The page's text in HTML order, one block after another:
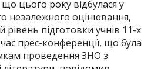
цього року відбулася у
незалежного оцінювання,
рівень підготовки учнів 11-х
прес-конференції, що була
проведення ЗНО з